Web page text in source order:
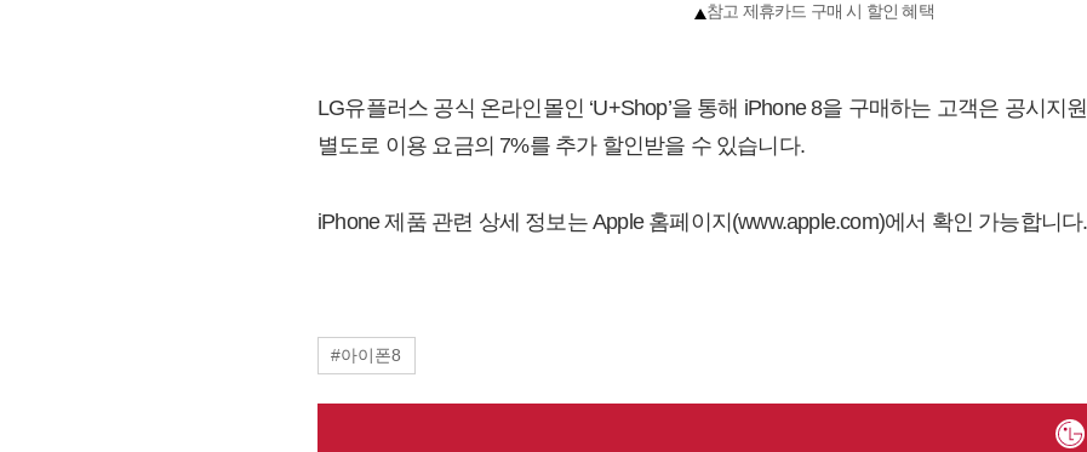
참고 제휴카드 구매 시 할인 혜택
LG유플러스 공식 온라인몰인 ‘U+Shop’을 통해 iPhone 8을 구매하는 고객은 공시지
별도로 이용 요금의 7%를 추가 할인받을 수 있습니다.
iPhone 제품 관련 상세 정보는 Apple 홈페이지(www.apple.com)에서 확인 가능합니다.
#아이폰8